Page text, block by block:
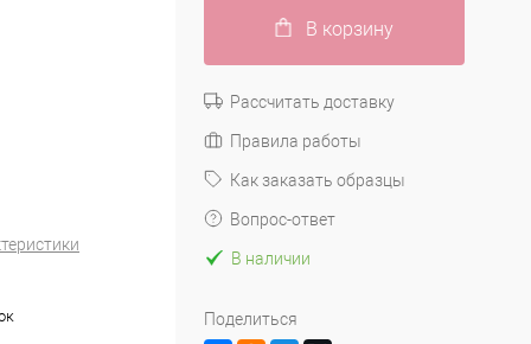
В корзину
Рассчитать доставку
Правила работы
Как заказать образцы
Вопрос-ответ
В наличии
Поделиться